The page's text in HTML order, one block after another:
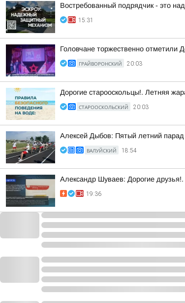
Востребованный подрядчик - это
15:31
Головчане торжественно отметили
ГРАЙВОРОНСКИЙ 20:03
Дорогие старооскольцы!. Летняя
СТАРООСКОЛЬСКИЙ 20:03
Алексей Дыбов: Пятый летний
ВАЛУЙСКИЙ 18:54
Александр Шуваев: Дорогие
19:36